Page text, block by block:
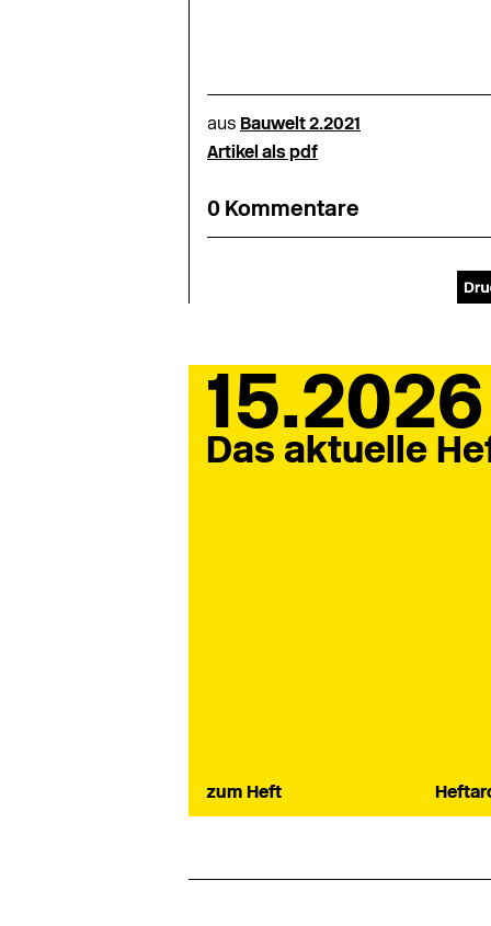
aus Bauwelt 2.2021
Artikel als pdf
0 Kommentare
15.2026
Das aktuelle
zum Heft